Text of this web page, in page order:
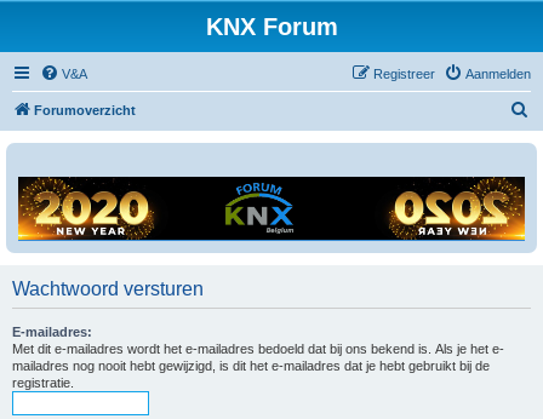
KNX Forum
V&A Aanmelden
Registreer
Forumoverzicht
Wachtwoord versturen
E-mailadres:
Met dit e-mailadres wordt het e-mailadres bedoeld dat bij ons bekend is. Als je het e-
mailadres nog nooit hebt gewijzigd, is dit het e-mailadres dat je hebt gebruikt bij de
registratie.